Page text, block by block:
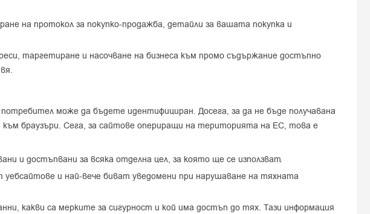
на протокол за покупко-продажба, детайли за вашата покупка и
таргетиране и насочване на бизнеса към промо съдържание достъпно
може да бъдете идентифициран. Досега, за да не бъде получавана
браузъри. Сега, за сайтове опериращи на територията на ЕС, това е
и достъпвани за всяка отделна цел, за която ще се използват.
и най-вече биват уведомени при нарушаване на тяхната
какви са мерките за сигурност и кой има достъп до тях. Тази информация